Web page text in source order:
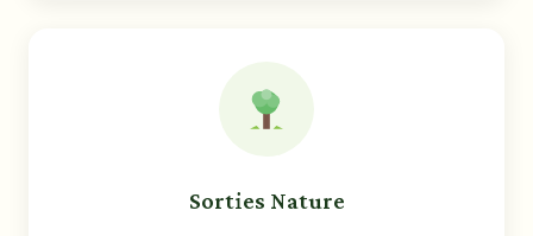
Sorties Nature